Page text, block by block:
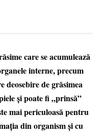
care se acumulează
interne, precum
deosebire de grăsimea
și poate fi „prinsă”
mai periculoasă pentru
din organism și cu